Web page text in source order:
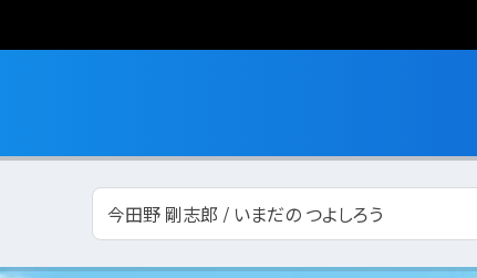
今田野 剛志郎 / いまだの つよしろう